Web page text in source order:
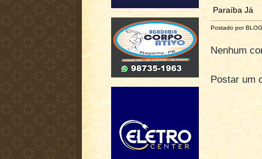
Paraíba Já
Postado por
Nenhum
Postar um